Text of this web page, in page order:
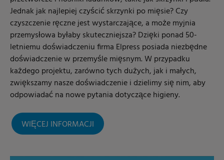
Jednak jak najlepiej czyścić skrzynki po mięsie? Czy
czyszczenie ręczne jest wystarczające, a może myjnia
przemysłowa byłaby skuteczniejsza? Dzięki ponad 50-
letniemu doświadczeniu firma Elpress posiada niezbędne
doświadczenie w przemyśle mięsnym. W przypadku
każdego projektu, zarówno tych dużych, jak i małych,
zwiększamy nasze doświadczenie i dzielimy się nim, aby
odpowiadać na nowe pytania dotyczące higieny.
WIĘCEJ INFORMACJI